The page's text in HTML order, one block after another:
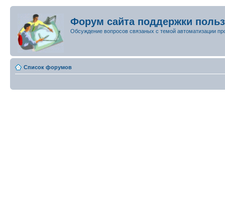
Форум сайта поддержки
Обсуждение вопросов связаных с темой автоматизации
Список форумов